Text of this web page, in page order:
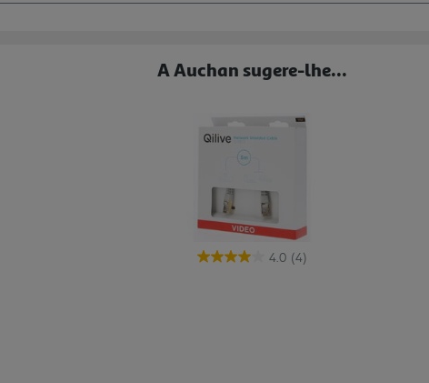
A Auchan sugere-lhe...
4.0 (4)